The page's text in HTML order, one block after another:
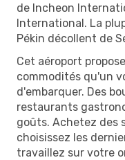
de Incheon
International. La
Pékin décollent de
Cet aéroport
commodités qu'un
d'embarquer. Des
restaurants
goûts. Achetez des
choisissez les
travaillez sur votre